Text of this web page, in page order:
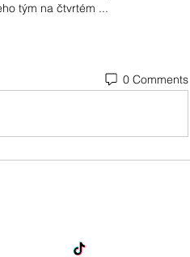
tým na čtvrtém ...
0 Comments